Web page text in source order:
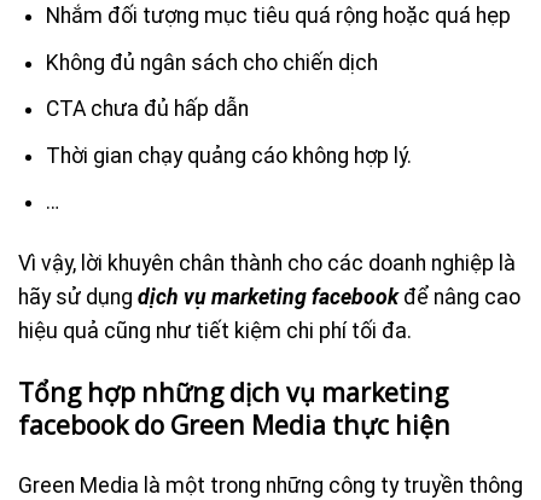
Nhắm đối tượng mục tiêu quá rộng hoặc quá hẹp
Không đủ ngân sách cho chiến dịch
CTA chưa đủ hấp dẫn
Thời gian chạy quảng cáo không hợp lý.
…
Vì vậy, lời khuyên chân thành cho các doanh nghiệp là
hãy sử dụng dịch vụ marketing facebookđể nâng cao
hiệu quả cũng như tiết kiệm chi phí tối đa.
Tổng hợp những dịch vụ marketing
facebook do Green Media thực hiện
Green Media là một trong những công ty truyền thông